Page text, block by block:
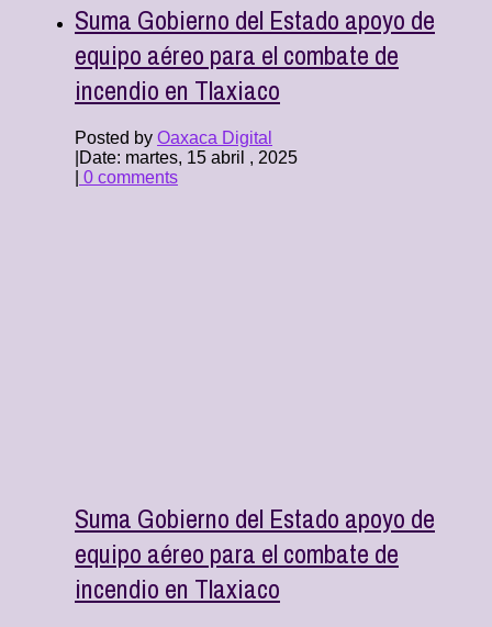
Suma Gobierno del Estado apoyo de
equipo aéreo para el combate de
incendio en Tlaxiaco
Posted by Oaxaca Digital
Date: martes, 15 abril , 2025
0 comments
Suma Gobierno del Estado apoyo de
equipo aéreo para el combate de
incendio en Tlaxiaco